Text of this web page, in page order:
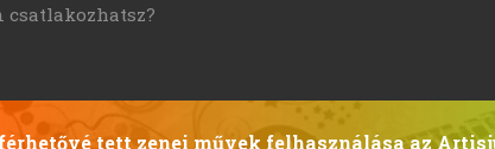
csatlakozhatsz?
tett zenei művek felhasználása az